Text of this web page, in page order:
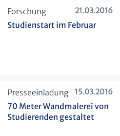
21.03.2016
​Forschung
Studienstart im Februar
15.03.2016
​Presseeinladung
70 Meter Wandmalerei von
Studierenden gestaltet